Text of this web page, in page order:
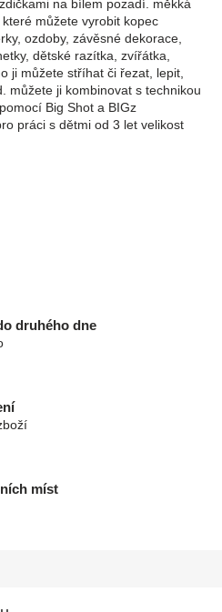
na bílem pozadí. měkká
můžete vyrobit kopec
ozdoby, závěsné dekorace,
dětské razítka, zvířátka,
ji můžete stříhat či řezat, lepit,
můžete ji kombinovat s technikou
Big Shot a BIGz
práci s dětmi od 3 let velikost
druhého dne
míst